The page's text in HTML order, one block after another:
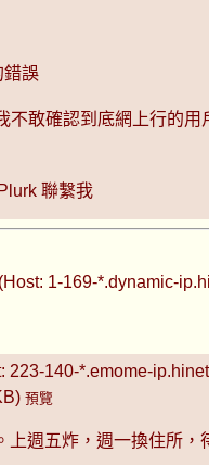
錯誤
敢確認到底網上行的
聯繫我
1-169-*.dynamic-
223-140-*.emome-
預覽
週五炸，週一換住所